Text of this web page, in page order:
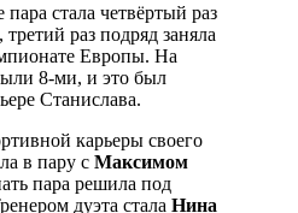
стала четвёртый раз
раз подряд заняла
Европы. На
8-ми, и это был
Станислава.
карьеры своего
в пару с Максимом
пара решила под
дуэта стала Нина